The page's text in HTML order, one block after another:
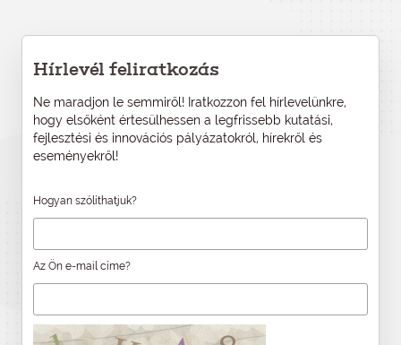
Hírlevél feliratkozás
Ne maradjon le semmiről! Iratkozzon fel hírlevelünkre,
hogy elsőként értesülhessen a legfrissebb kutatási,
fejlesztési és innovációs pályázatokról, hírekről és
eseményekről!
Hogyan szólíthatjuk?
Az Ön e-mail címe?